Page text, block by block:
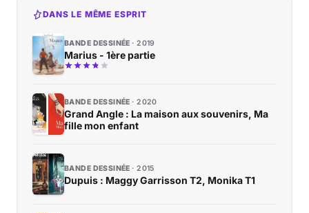
DANS LE MÊME ESPRIT
BANDE DESSINÉE 2019
Marius - 1ère partie
BANDE DESSINÉE 2020
Grand Angle : La maison aux souvenirs, Ma
fille mon enfant
BANDE DESSINÉE 2015
Dupuis : Maggy Garrisson T2, Monika T1